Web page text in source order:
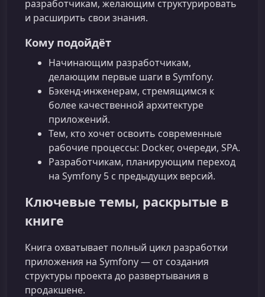
разработчикам, желающим структурировать
и расширить свои знания.
Кому подойдёт
Начинающим разработчикам,
делающим первые шаги в Symfony.
Бэкенд‑инженерам, стремящимся к
более качественной архитектуре
приложений.
Тем, кто хочет освоить современные
рабочие процессы: Docker, очереди, SPA.
Разработчикам, планирующим переход
на Symfony 5 с предыдущих версий.
Ключевые темы, раскрытые в
книге
Книга охватывает полный цикл разработки
приложения на Symfony — от создания
структуры проекта до развертывания в
продакшене.